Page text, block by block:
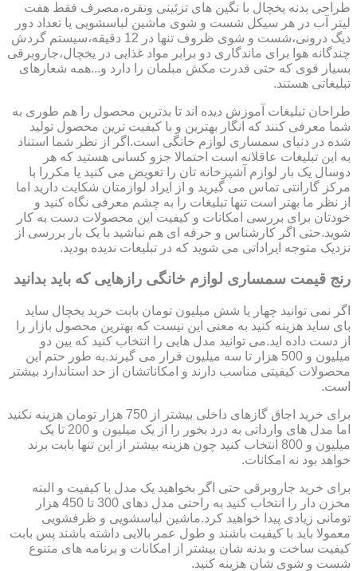
طراحی بدنه یخچال با نگین های تزئینی ونقره،مصرف فقط هفت
لیتر آب در هر سیکل شست و شوی ماشین لباسشویی یا تعداد دور
دیگ درونی،شست و شوی ظروف تنها در 12 دقیقه،سیستم گردش
چندگانه هوا برای ماندگاری دو برابر مواد غذایی در یخچال،جاروبرقی
بسیار قوی که حتی قدرت مکش مبلمان را دارد و...همه شعارهای
تبلیغاتی هستند.
طراحان تبلیغات آموزش دیده اند تا بدترین محصول را هم طوری به
شما معرفی کنند که انگار بهترین و با کیفیت ترین محصول تولید
شده در دنیای سمساری لوازم خانگی است.اگر از نظر شما استناد
به این تبلیغات عاقلانه است احتمالا جزو کسانی هستید که هر
دوسال یک بار لوازم آشپزخانه تان را تعویض می کنید یا مکررا با
مرکز گارانتی تماس می گیرید و از ایراد لوازمتان شکایت دارید اما
از نظر ما بهتر است تنها تبلیغات را به چشم معرفی نگاه کنید و
خودتان برای بررسی امکانات و کیفیت این محصولات دست به کار
شوید.حتی اگر کارشناس و حرفه ای هم نباشید با یک بار بررسی از
نزدیک متوجه ایراداتی می شوید که در تبلیغات ندیده بودید.
رنج قیمت سمساری لوازم خانگی رازهایی که باید بدانید
اگر نمی توانید چهار یا شش میلیون تومان بابت خرید یخچال ساید
بای ساید هزینه کنید به معنی این نیست که بهترین محصول بازار را
از دست داده اید.می توانید مدل هایی را انتخاب کنید که بین دو
میلیون و 500 هزار تا سه میلیون قرار می گیرند.به طور حتم این
محصولات کیفیتی مناسب دارند و امکاناتشان از حد استاندارد بیشتر
است.
برای خرید اجاق گازهای داخلی بیشتر از 750 هزار تومان هزینه نکنید
اما مدل های وارداتی به درد بخور را از یک میلیون و 200 تا یک
میلیون و 800 انتخاب کنید چون هزینه بیشتر از این تنها بابت برند
خواهد بود نه امکانات.
برای خرید جاروبرقی حتی اگر بخواهید یک مدل با کیفیت و البته
مخزن دار را انتخاب کنید به راحتی مدل دهای 300 تا 450 هزار
تومانی زیادی پیدا خواهید کرد.ماشین لباسشویی و ظرفشویی
معمولا باید با کیفیت باشند و طول عمر بالایی داشته باشند پس بابت
کیفیت ساخت و بدنه شان بیشتر از امکانات و برنامه های متنوع
شست و شوی شان هزینه کنید.